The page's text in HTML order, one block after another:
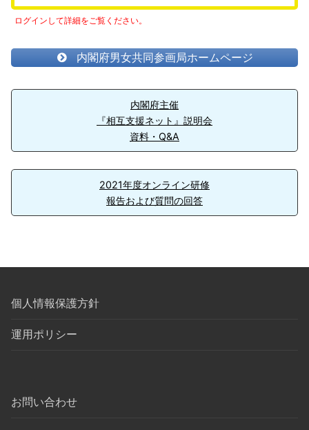
ログインして詳細をご覧ください。
内閣府男女共同参画局ホームページ
内閣府主催
『相互支援ネット』説明会
資料・Q&A
2021年度オンライン研修
報告および質問の回答
個人情報保護方針
運用ポリシー
お問い合わせ